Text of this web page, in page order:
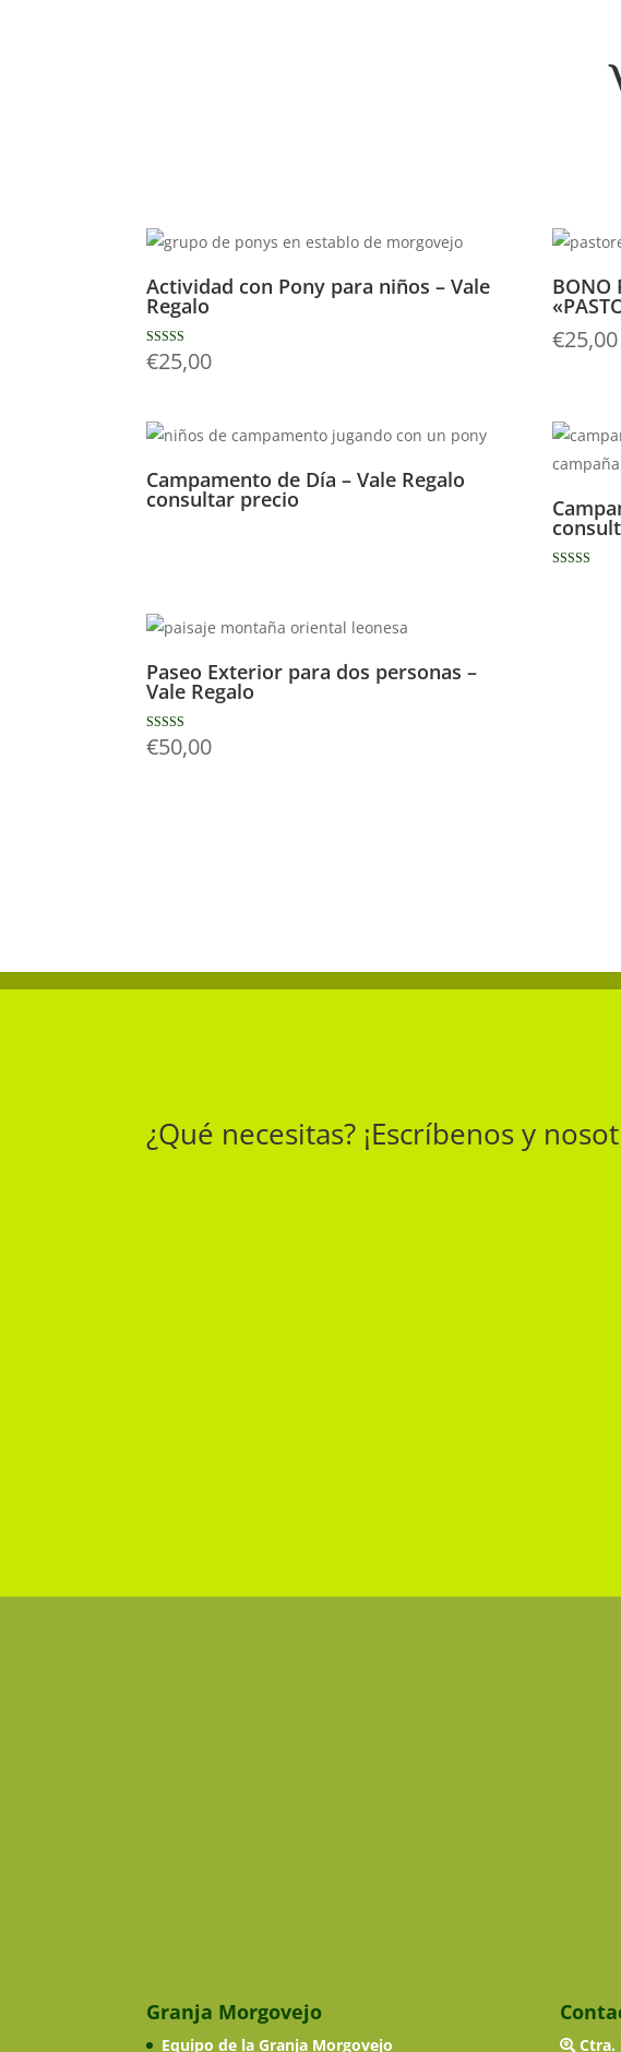
Actividad con Pony para niños – Vale
Regalo
Valorado con
5.00
€25,00
BONO
€25,00
Campamento de Día – Vale Regalo
consultar precio
Paseo Exterior para dos personas –
Vale Regalo
Valorado con
5.00
€50,00
¿Qué necesitas? ¡Escríbenos y
Granja Morgovejo
Equipo de la Granja Morgovejo Ctra.